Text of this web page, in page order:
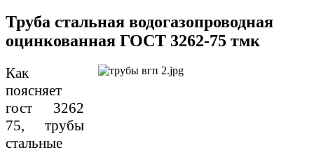
Труба стальная водогазопроводная
оцинкованная ГОСТ 3262-75 тмк
Как
поясняет
гост 3262
75, трубы
стальные